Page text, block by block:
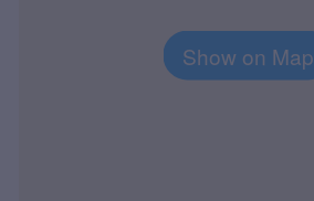
Show on Map